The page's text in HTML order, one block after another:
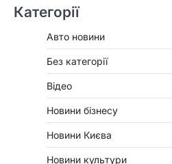
Категорії
Авто новини
Без категорії
Відео
Новини бізнесу
Новини Києва
Новини культури